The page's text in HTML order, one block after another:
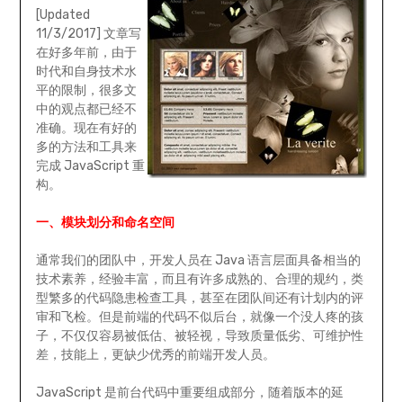
[Updated
11/3/2017] 文章写
在好多年前，由于
时代和自身技术水
平的限制，很多文
中的观点都已经不
准确。现在有好的
多的方法和工具来
完成 JavaScript 重
构。
一、模块划分和命名空间
通常我们的团队中，开发人员在 Java 语言层面具备相当的
技术素养，经验丰富，而且有许多成熟的、合理的规约，类
型繁多的代码隐患检查工具，甚至在团队间还有计划内的评
审和飞检。但是前端的代码不似后台，就像一个没人疼的孩
子，不仅仅容易被低估、被轻视，导致质量低劣、可维护性
差，技能上，更缺少优秀的前端开发人员。
JavaScript 是前台代码中重要组成部分，随着版本的延